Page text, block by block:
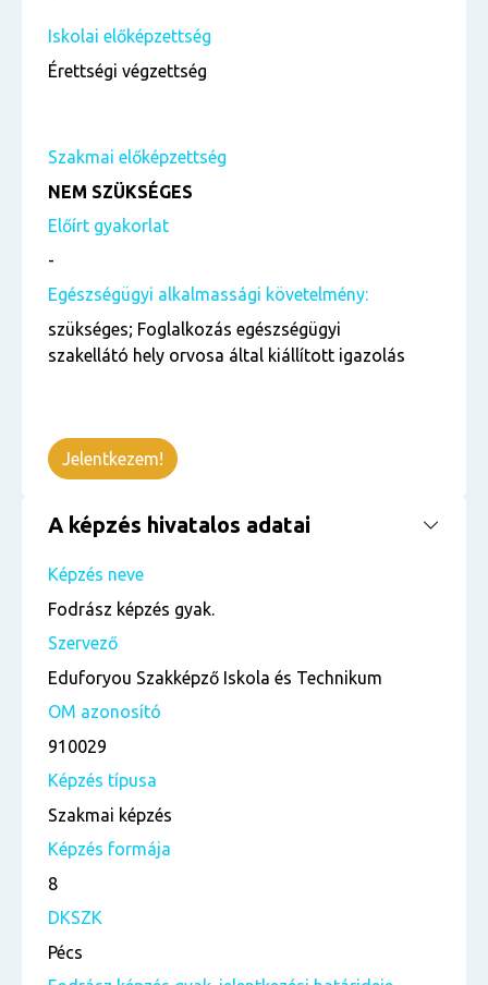
Iskolai előképzettség
Érettségi végzettség
Szakmai előképzettség
NEM SZÜKSÉGES
Előírt gyakorlat
-
Egészségügyi alkalmassági követelmény:
szükséges; Foglalkozás egészségügyi
szakellátó hely orvosa által kiállított igazolás
Jelentkezem!
A képzés hivatalos adatai
Képzés neve
Fodrász képzés gyak.
Szervező
Eduforyou Szakképző Iskola és Technikum
OM azonosító
910029
Képzés típusa
Szakmai képzés
Képzés formája
8
DKSZK
Pécs